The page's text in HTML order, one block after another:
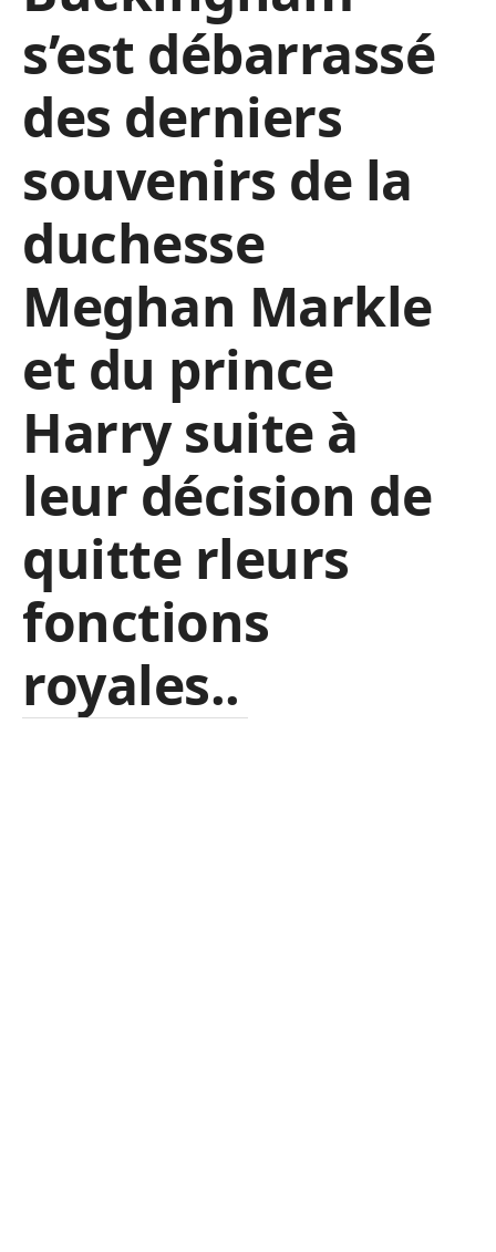
s’est débarrassé
des derniers
souvenirs de la
duchesse
Meghan Markle
et du prince
Harry suite à
leur décision de
quitte rleurs
fonctions
royales..